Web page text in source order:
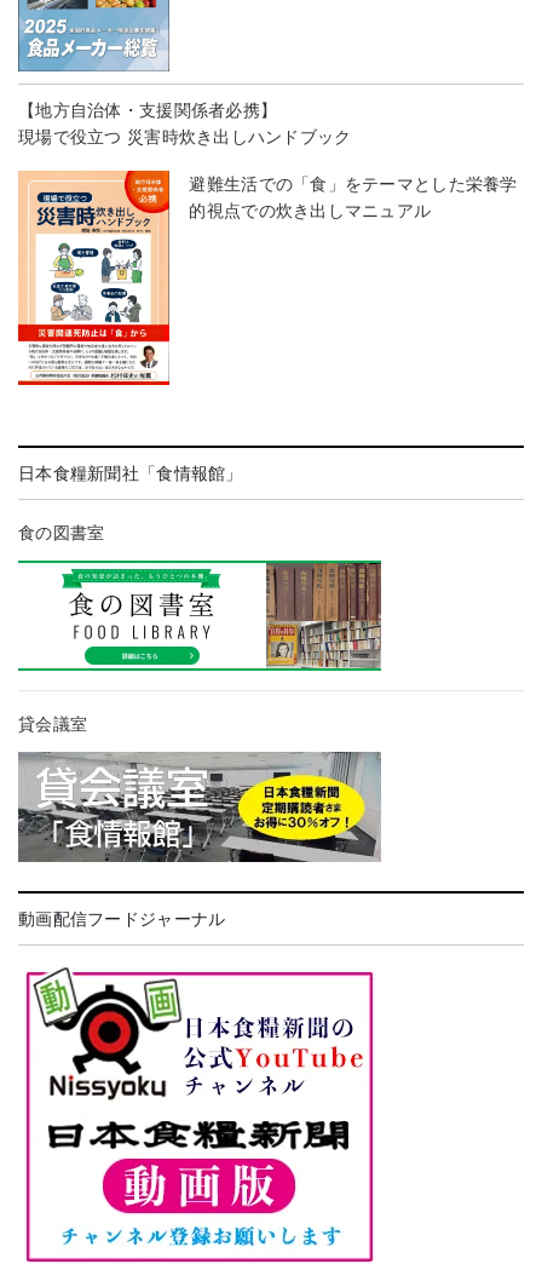
【地方自治体・支援関係者必携】
現場で役立つ 災害時炊き出しハンドブック
避難生活での「食」をテーマとした栄養学
的視点での炊き出しマニュアル
日本食糧新聞社「食情報館」
食の図書室
貸会議室
動画配信フードジャーナル